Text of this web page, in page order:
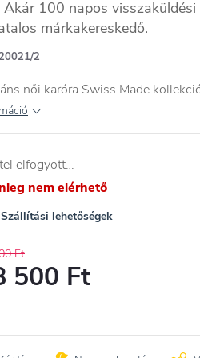
Akár 100 napos visszaküldési
márkakereskedő.
2
női karóra Swiss Made
elfogyott…
nem elérhető
Szállítási lehetőségek
Ft
500 Ft